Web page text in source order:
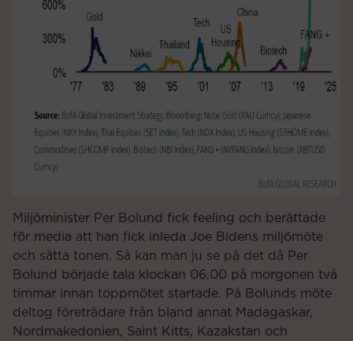
Miljöminister Per Bolund fick feeling och berättade
för media att han fick inleda Joe Bidens miljömöte
och sätta tonen. Så kan man ju se på det då Per
Bolund började tala klockan 06.00 på morgonen två
timmar innan toppmötet startade. På Bolunds möte
deltog företrädare från bland annat Madagaskar,
Nordmakedonien, Saint Kitts, Kazakstan och